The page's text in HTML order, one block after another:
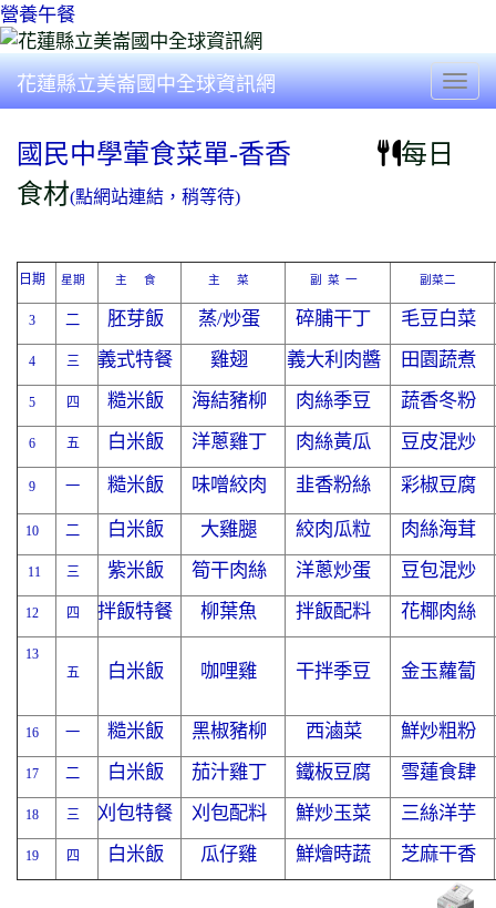
營養午餐
花蓮縣立美崙國中全球資訊網
國民中學葷食菜單-香香
每日
食材(點網站連結，稍等待)
日期 星期 主 食 主 菜 副 菜 一 副菜二
3 二 胚芽飯 蒸/炒蛋 碎脯干丁 毛豆白菜
4 三 義式特餐 雞翅 義大利肉醬 田園蔬煮
5 四 糙米飯 海結豬柳 肉絲季豆 蔬香冬粉
6 五 白米飯 洋蔥雞丁 肉絲黃瓜 豆皮混炒
9 一 糙米飯 味噌絞肉 韭香粉絲 彩椒豆腐
10 二 白米飯 大雞腿 絞肉瓜粒 肉絲海茸
11 三 紫米飯 筍干肉絲 洋蔥炒蛋 豆包混炒
12 四 拌飯特餐 柳葉魚 拌飯配料 花椰肉絲
13
五
白米飯 咖哩雞 干拌季豆 金玉蘿蔔
16 一 糙米飯 黑椒豬柳 西滷菜 鮮炒粗粉
17 二 白米飯 茄汁雞丁 鐵板豆腐 雪蓮食肆
18 三 刈包特餐 刈包配料 鮮炒玉菜 三絲洋芋
19 四 白米飯 瓜仔雞 鮮燴時蔬 芝麻干香